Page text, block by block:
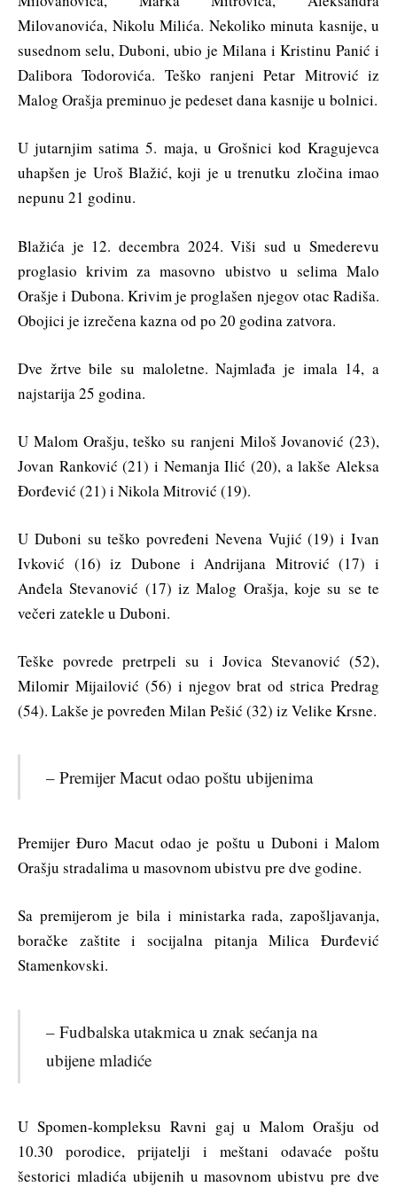
Milovanovića, Nikolu Milića. Nekoliko minuta kasnije, u
susednom selu, Duboni, ubio je Milana i Kristinu Panić i
Dalibora Todorovića. Teško ranjeni Petar Mitrović iz
Malog Orašja preminuo je pedeset dana kasnije u bolnici.
U jutarnjim satima 5. maja, u Grošnici kod Kragujevca
uhapšen je Uroš Blažić, koji je u trenutku zločina imao
nepunu 21 godinu.
Blažića je 12. decembra 2024. Viši sud u Smederevu
proglasio krivim za masovno ubistvo u selima Malo
Orašje i Dubona. Krivim je proglašen njegov otac Radiša.
Obojici je izrečena kazna od po 20 godina zatvora.
Dve žrtve bile su maloletne. Najmlađa je imala 14, a
najstarija 25 godina.
U Malom Orašju, teško su ranjeni Miloš Jovanović (23),
Jovan Ranković (21) i Nemanja Ilić (20), a lakše Aleksa
Đorđević (21) i Nikola Mitrović (19).
U Duboni su teško povređeni Nevena Vujić (19) i Ivan
Ivković (16) iz Dubone i Andrijana Mitrović (17) i
Anđela Stevanović (17) iz Malog Orašja, koje su se te
večeri zatekle u Duboni.
Teške povrede pretrpeli su i Jovica Stevanović (52),
Milomir Mijailović (56) i njegov brat od strica Predrag
(54). Lakše je povređen Milan Pešić (32) iz Velike Krsne.
– Premijer Macut odao poštu ubijenima
Premijer Đuro Macut odao je poštu u Duboni i Malom
Orašju stradalima u masovnom ubistvu pre dve godine.
Sa premijerom je bila i ministarka rada, zapošljavanja,
boračke zaštite i socijalna pitanja Milica Đurđević
Stamenkovski.
– Fudbalska utakmica u znak sećanja na
ubijene mladiće
U Spomen-kompleksu Ravni gaj u Malom Orašju od
10.30 porodice, prijatelji i meštani odavaće poštu
šestorici mladića ubijenih u masovnom ubistvu pre dve